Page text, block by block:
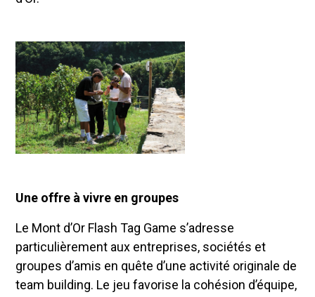
Une offre à vivre en groupes
Le Mont d’Or Flash Tag Game s’adresse
particulièrement aux entreprises, sociétés et
groupes d’amis en quête d’une activité originale de
team building. Le jeu favorise la cohésion d’équipe,